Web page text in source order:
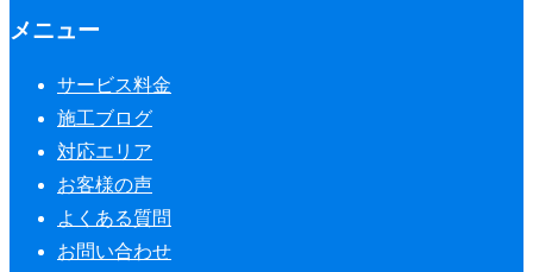
メニュー
サービス料金
施工ブログ
対応エリア
お客様の声
よくある質問
お問い合わせ